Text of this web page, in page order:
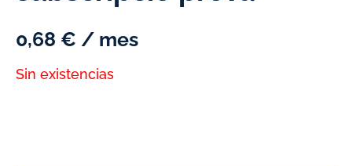
0,68 € / mes
Sin existencias